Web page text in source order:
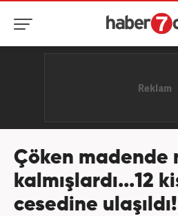
Çöken madende
kalmışlardı...12
cesedine ulaşıldı!